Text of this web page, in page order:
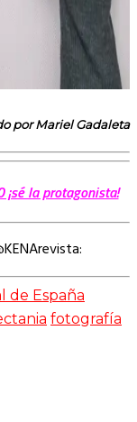
por Mariel Gadaleta
la protagonista!
de España
fotografía